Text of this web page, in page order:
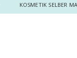
KOSMETIK SELBER